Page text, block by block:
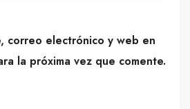
correo electrónico y web en
la próxima vez que comente.